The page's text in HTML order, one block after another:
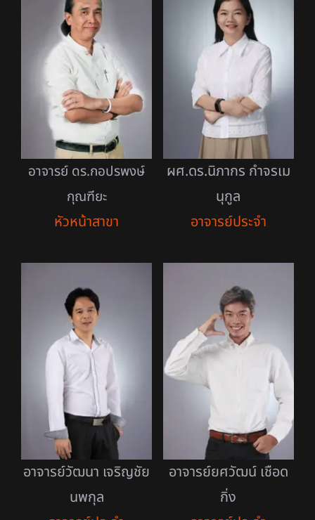
อาจารย์ ดร.กอปรพงษ์
กุณฑียะ
หัวหน้าสาขา
ผศ.ดร.นิภากร กำจรเม
นุกูล
อาจารย์ประจำ
อาจารย์วัฒนา เจริญชัย
นพกุล
อาจารย์ยศวัฒน์ เชือด
กิ่ง